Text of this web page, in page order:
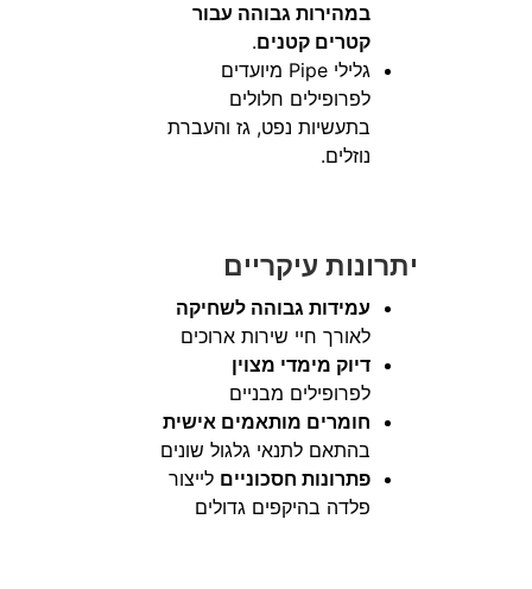
במהירות גבוהה עבור
קטרים קטנים.
גלילי Pipe מיועדים
לפרופילים חלולים
בתעשיות נפט, גז והעברת
נוזלים.
יתרונות עיקריים
עמידות גבוהה לשחיקה
לאורך חיי שירות ארוכים
דיוק מימדי מצוין
לפרופילים מבניים
חומרים מותאמים אישית
בהתאם לתנאי גלגול שונים
פתרונות חסכוניים לייצור
פלדה בהיקפים גדולים